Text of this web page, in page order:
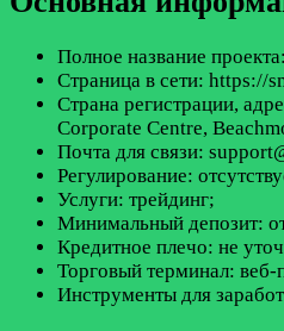
Полное название
Страница в сети: https://
Страна регистрации,
Corporate Centre,
Почта для связи:
Регулирование:
Услуги: трейдинг;
Минимальный депозит:
Кредитное плечо: не
Торговый терминал: веб-
Инструменты для